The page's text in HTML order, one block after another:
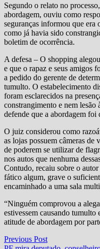
Segundo o relato no
abordagem, ouviu como
seguranças informou que era
como já havia sido
boletim de ocorrência.
A defesa – O shopping
e que o rapaz e seus amigos
a pedido do gerente de
tumulto. O estabelecimento
foram esclarecidos na
constrangimento e nem lesão
defende que a abordagem foi
O juiz considerou como
as lojas possuem câmeras
de poderem se utilizar de
nos autos que nenhuma
Contudo, recaiu sobre o
fático algum, grave o
encaminhado a uma sala
“Ninguém comprovou a
estivessem causando
atitude de abordagem por
Navegação
Previous PostPrevious